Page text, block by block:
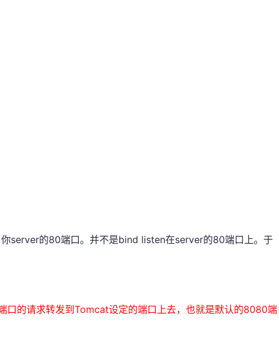
server的80端口。并不是bind listen在server的80端口上。于
口的请求转发到Tomcat设定的端口上去，也就是默认的8080端